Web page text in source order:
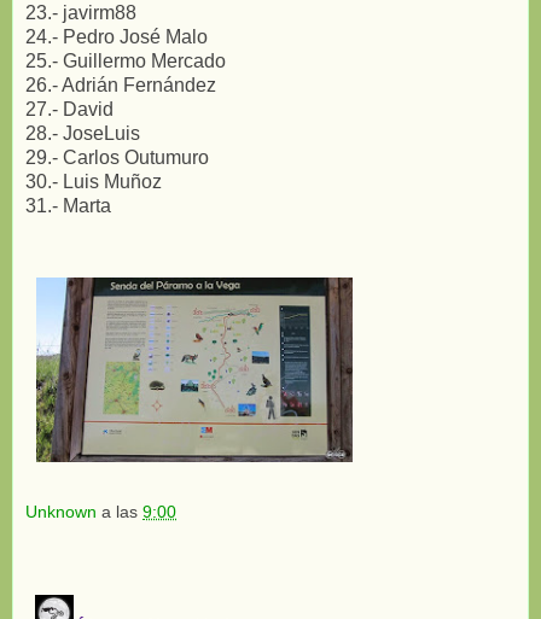
23.- javirm88
24.- Pedro José Malo
25.- Guillermo Mercado
26.- Adrián Fernández
27.- David
28.- JoseLuis
29.- Carlos Outumuro
30.- Luis Muñoz
31.- Marta
Unknown a las 9:00